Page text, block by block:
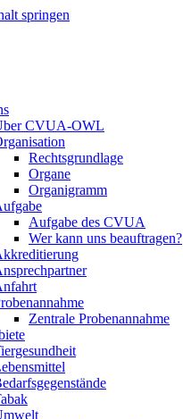
springen
CVUA-OWL
Rechtsgrundlage
Organe
Organigramm
Aufgabe des CVUA
Wer kann uns beauftragen?
Zentrale Probenannahme